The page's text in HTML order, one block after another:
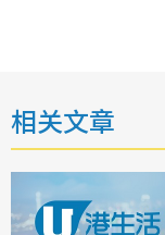
相关文章